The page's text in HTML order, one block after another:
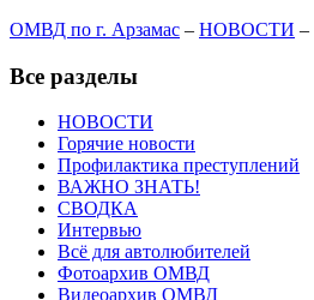
ОМВД по г. Арзамас – НОВОСТИ –
Все разделы
НОВОСТИ
Горячие новости
Профилактика преступлений
ВАЖНО ЗНАТЬ!
СВОДКА
Интервью
Всё для автолюбителей
Фотоархив ОМВД
Видеоархив ОМВД